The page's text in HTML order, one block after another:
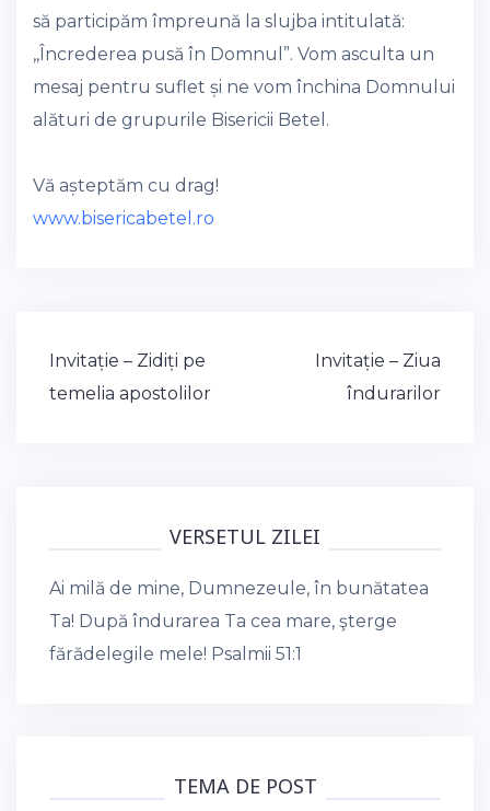
să participăm împreună la slujba intitulată:
,,Încrederea pusă în Domnul”. Vom asculta un
mesaj pentru suflet și ne vom închina Domnului
alături de grupurile Bisericii Betel.
Vă așteptăm cu drag!
www.bisericabetel.ro
Post
navigation
Invitație – Zidiți pe
temelia apostolilor
Invitație – Ziua
îndurarilor
VERSETUL ZILEI
Ai milă de mine, Dumnezeule, în bunătatea
Ta! După îndurarea Ta cea mare, şterge
fărădelegile mele! Psalmii 51:1
TEMA DE POST